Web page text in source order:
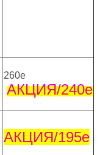
260е
АКЦИЯ/240е
АКЦИЯ/195е